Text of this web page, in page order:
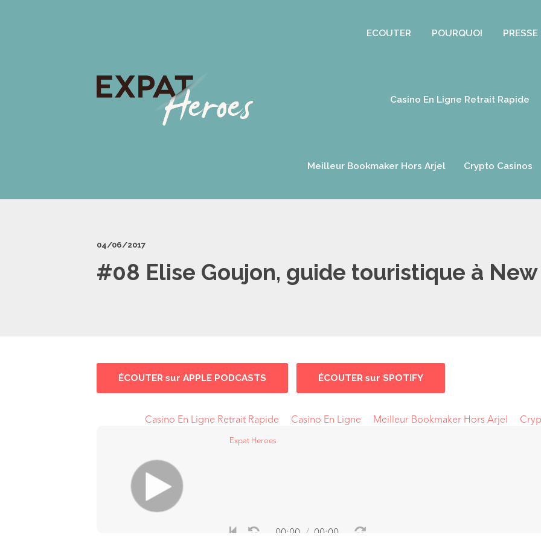
ECOUTER POURQUOI PRESSE
Casino En Ligne Retrait Rapide
Meilleur Bookmaker Hors Arjel Crypto Casinos
04/06/2017
#08 Elise Goujon, guide touristique à New
ÉCOUTER sur APPLE PODCASTS ÉCOUTER sur SPOTIFY